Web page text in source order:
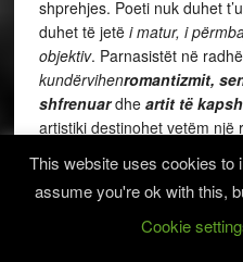
shprehjes. Poeti nuk duhet
duhet të jetë i matur, i
objektiv. Parnasistët në
kundërvihenromantizmit,
shfrenuardhe artit të
artistiki destinohet vetëm
qëllimi politik, shoqëror apo
parnasistëtakoma
This website uses cookies to
assume you're ok with this,
Cookie